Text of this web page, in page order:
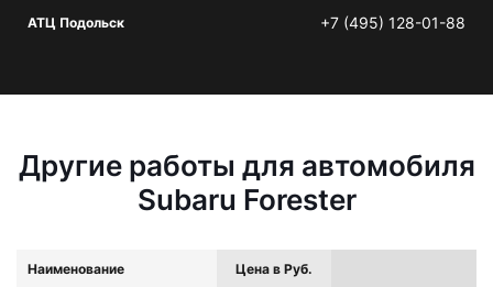
АТЦ Подольск +7 (495) 128-01-88
Другие работы для автомобиля
Subaru Forester
Наименование Цена в Руб.